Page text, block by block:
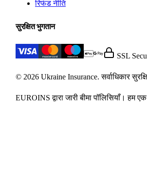
रिफंड नीति
सुरक्षित भुगतान
SSL
© 2026 Ukraine Insurance. सर्वाधिकार
EUROINS द्वारा जारी बीमा पॉलिसियाँ। हम